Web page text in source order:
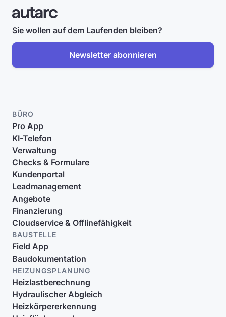
Sie wollen auf dem Laufenden bleiben?
Newsletter abonnieren
BÜRO
Pro App
KI-Telefon
Verwaltung
Checks & Formulare
Kundenportal
Leadmanagement
Angebote
Finanzierung
Cloudservice & Offlinefähigkeit
BAUSTELLE
Field App
Baudokumentation
HEIZUNGSPLANUNG
Heizlastberechnung
Hydraulischer Abgleich
Heizkörpererkennung